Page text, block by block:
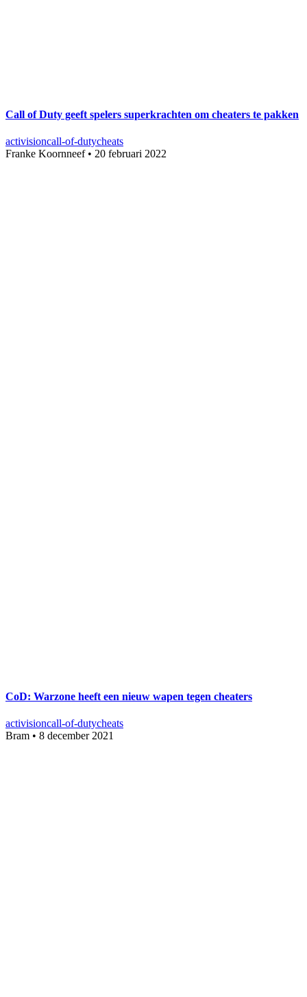
Call of Duty geeft spelers superkrachten om cheaters te pakken
activisioncall-of-dutycheats
Franke Koornneef• 20 februari 2022
CoD: Warzone heeft een nieuw wapen tegen cheaters
activisioncall-of-dutycheats
Bram • 8 december 2021